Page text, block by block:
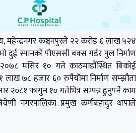
महेन्द्रनगर कञ्चनपुरले २२ करोड ६ लाख ५२४
दुई स्पानको पीएससी बक्स गर्डर पुल निर्माण
मंसिर १० गते काठमाडौंस्थित बिकोई
लाख ७८ हजार ६० रुपैयाँमा निर्माण सम्झौता
२०८१ फागुन १० गतेभित्र सम्पन्न हुनुपर्ने काम
नगरपालिका प्रमुख कर्णबहादुर थापाले